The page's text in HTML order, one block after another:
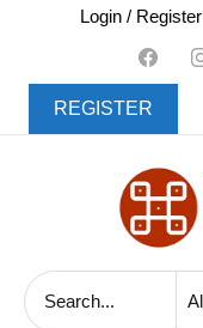
content
Login / Register
REGISTER